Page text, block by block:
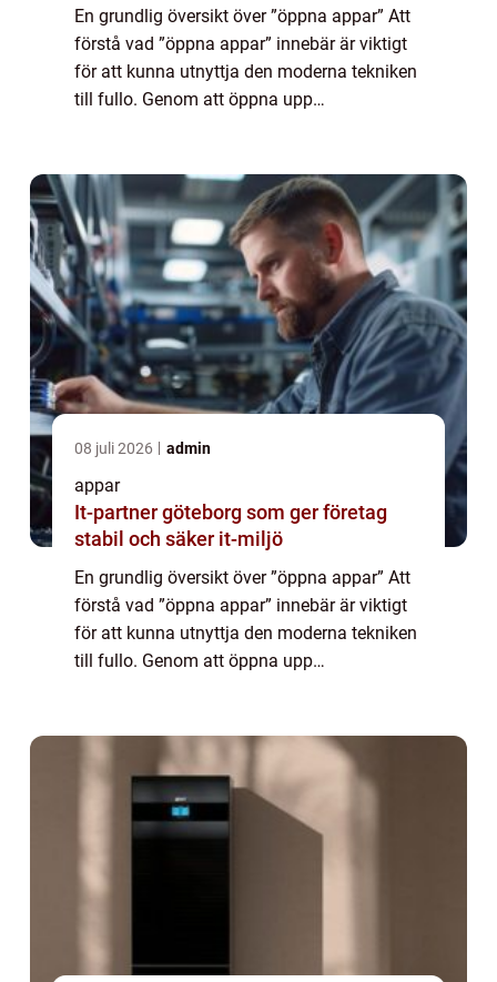
En grundlig översikt över ”öppna appar” Att
förstå vad ”öppna appar” innebär är viktigt
för att kunna utnyttja den moderna tekniken
till fullo. Genom att öppna upp
08 juli 2026 admin
appar
It-partner göteborg som ger företag
stabil och säker it-miljö
En grundlig översikt över ”öppna appar” Att
förstå vad ”öppna appar” innebär är viktigt
för att kunna utnyttja den moderna tekniken
till fullo. Genom att öppna upp